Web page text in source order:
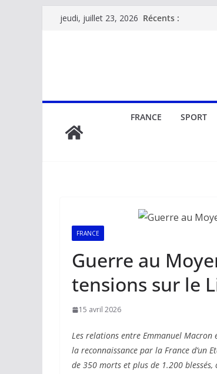
Passerjeudi, juillet 23, 2026 Récents :
FRANCE SPORT
FRANCE
Guerre au
tensions sur le
15 avril 2026
Les relations entre Emmanuel
la reconnaissance par la France d’un
de 350 morts et plus de 1.200